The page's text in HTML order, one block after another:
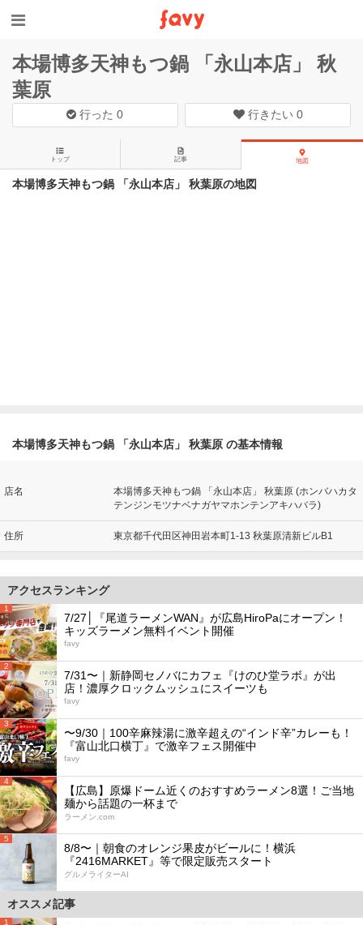
本場博多天神もつ鍋 「永山本店」 秋
葉原
行った0 行きたい 0
トップ 記事 地図
本場博多天神もつ鍋 「永山本店」 秋葉原の地図
本場博多天神もつ鍋 「永山本店」 秋葉原 の基本情報
店名
本場博多天神もつ鍋 「永山本店」 秋葉原 (ホンバハカタ
テンジンモツナベナガヤマホンテンアキハバラ)
住所 東京都千代田区神田岩本町1-13 秋葉原清新ビルB1
アクセスランキング
1
7/27│『尾道ラーメンWAN』が広島HiroPaにオープン！
キッズラーメン無料イベント開催
favy
2
7/31〜｜新静岡セノバにカフェ『けのひ堂ラボ』が出
店！濃厚クロックムッシュにスイーツも
favy
3
〜9/30｜100辛麻辣湯に激辛超えの“インド辛”カレーも！
『富山北口横丁』で激辛フェス開催中
favy
4
【広島】原爆ドーム近くのおすすめラーメン8選！ご当地
麺から話題の一杯まで
ラーメン.com
5
8/8〜｜朝食のオレンジ果皮がビールに！横浜
『2416MARKET』等で限定販売スタート
グルメライターAI
オススメ記事
1